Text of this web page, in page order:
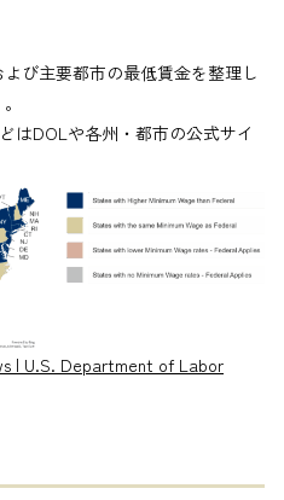
び主要都市の最低賃金を整理し
はDOLや各州・都市の公式サイ
| U.S. Department of Labor